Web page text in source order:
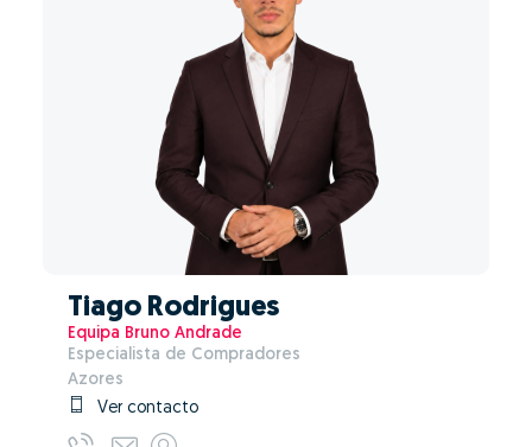
Tiago Rodrigues
Equipa Bruno Andrade
Especialista de Compradores
Azores
Ver contacto